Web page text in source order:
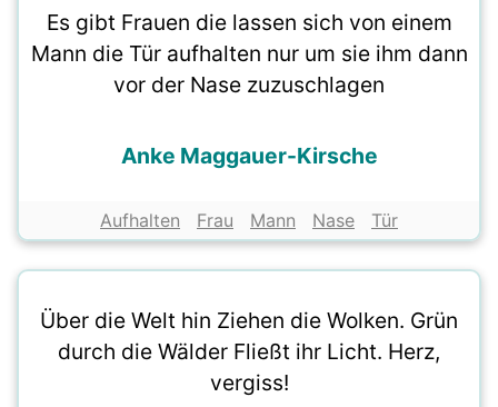
Es gibt Frauen die lassen sich von einem
Mann die Tür aufhalten nur um sie ihm dann
vor der Nase zuzuschlagen
Anke Maggauer-Kirsche
Aufhalten Frau Mann Nase Tür
Über die Welt hin Ziehen die Wolken. Grün
durch die Wälder Fließt ihr Licht. Herz,
vergiss!